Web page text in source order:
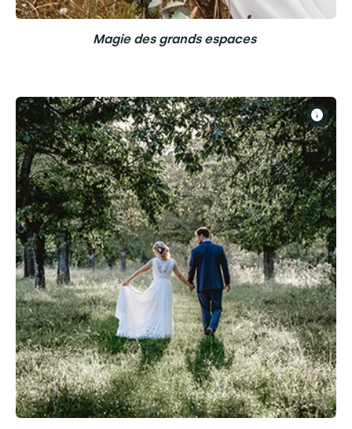
Magie des grands espaces